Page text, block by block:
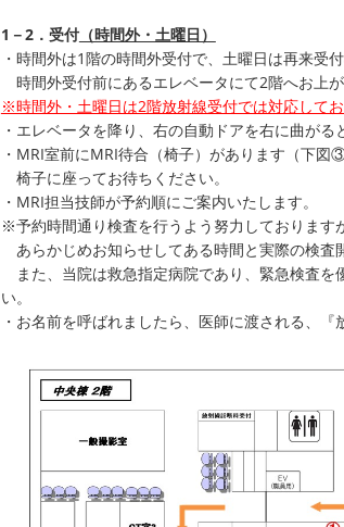
1－2．受付（時間外・土曜日）
・時間外は1階の時間外受付で、土曜日は再来受付
時間外受付前にあるエレベータにて2階へお上
※時間外・土曜日は2階放射線受付では対応して
・エレベータを降り、右の自動ドアを右に曲が
・MRI室前にMRI待合（椅子）があります（下図
椅子に座ってお待ちください。
・MRI担当技師が予約順にご案内いたします。
※予約時間通り検査を行うよう努力しております
あらかじめお知らせしてある時間と実際の検査
また、当院は救急指定病院であり、緊急検査を
い。
・お名前を呼ばれましたら、医師に渡される、